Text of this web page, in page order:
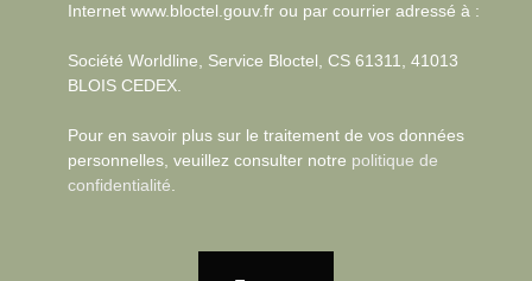
Internet www.bloctel.gouv.fr ou par courrier adressé à :
Société Worldline, Service Bloctel, CS 61311, 41013
BLOIS CEDEX.
Pour en savoir plus sur le traitement de vos données
personnelles, veuillez consulter notre politique de
confidentialité